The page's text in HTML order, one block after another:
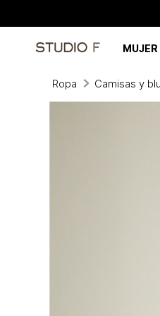
MUJER
Ropa Camisas y